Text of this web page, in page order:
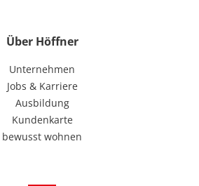
Über Höffner
Unternehmen
Jobs & Karriere
Ausbildung
Kundenkarte
bewusst wohnen